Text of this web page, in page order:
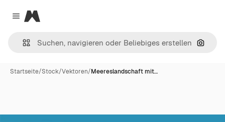
Close menu
Magnific
Nach
Startseite/Stock/Vektoren/Meereslandschaft mit…